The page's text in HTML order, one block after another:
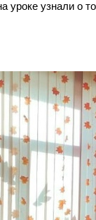
уроке узнали о